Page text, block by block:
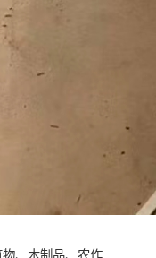
、木制品、农作